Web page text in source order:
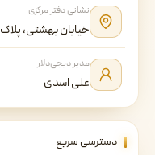
نشانی دفتر مرکزی
خیابان بهشتی، پلاک ۲۴۴، واحد یک
مدیر دیجی‌دلار
علی اسدی
دسترسی سریع